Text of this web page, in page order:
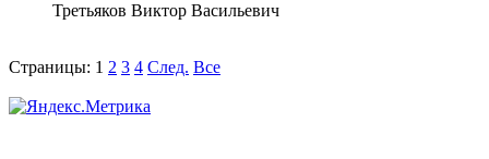
Третьяков Виктор Васильевич
Страницы: 1 2 3 4 След. Все